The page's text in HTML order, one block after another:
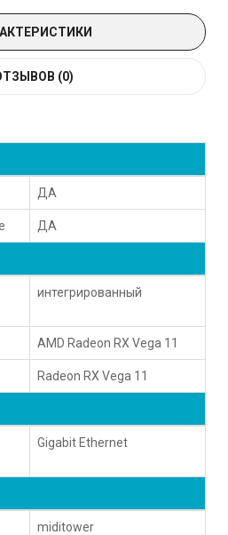
(0)
ДА
ДА
интегрированный
AMD Radeon RX Vega 11
Radeon RX Vega 11
Gigabit Ethernet
miditower